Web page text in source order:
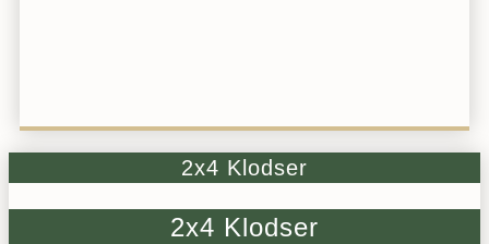
2x4 Klodser
2x4 Klodser